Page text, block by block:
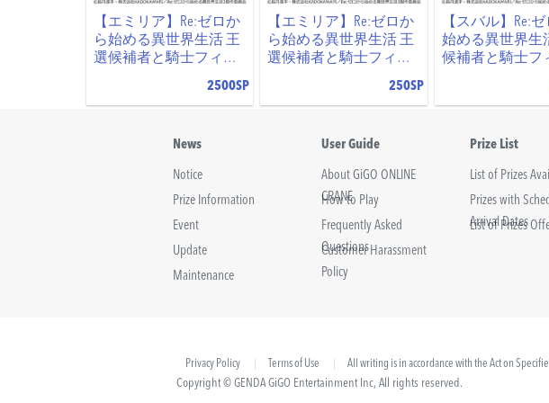
【エミリア】Re:ゼロか
ら始める異世界生活 王
選候補者と騎士フィギ
ュアーエミリア陣営ー
2500SP
【エミリア】Re:ゼロか
ら始める異世界生活 王
選候補者と騎士フィギ
ュアーエミリア陣営ー
250SP
【スバル】Re:
始める異世界生
候補者と騎士フ
アーエミリア陣
News
Notice
Prize Information
Event
Update
Maintenance
User Guide
About GiGO ONLINE
CRANE
How to Play
Frequently Asked
Questions
Customer Harassment
Policy
Prize List
List of Prizes
Prizes with
Arrival Dates
List of Prizes
Privacy Policy Terms of Use All writing is in accordance with the Act on
Copyright © GENDA GiGO Entertainment Inc, All rights reserved.